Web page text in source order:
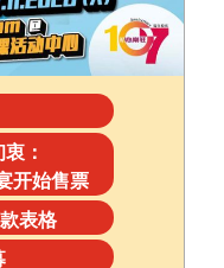
：
开始售票
表格